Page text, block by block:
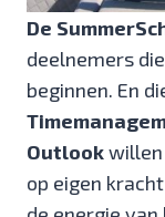
De
deelnemers die
beginnen. En
Outlookwillen
op eigen